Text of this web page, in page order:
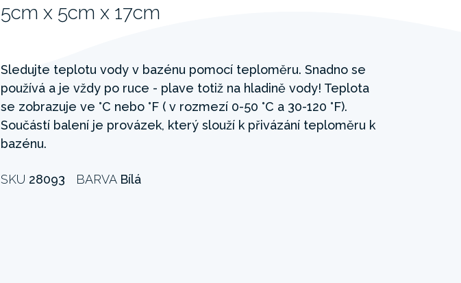
5cm x 5cm x 17cm
Sledujte teplotu vody v bazénu pomocí teploměru. Snadno se
používá a je vždy po ruce - plave totiž na hladině vody! Teplota
se zobrazuje ve °C nebo °F ( v rozmezí 0-50 °C a 30-120 °F).
Součástí balení je provázek, který slouží k přivázání teploměru k
bazénu.
SKU 28093 BARVA Bílá